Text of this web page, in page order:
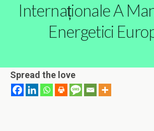
Internaționale A
Energetici
Spread the love